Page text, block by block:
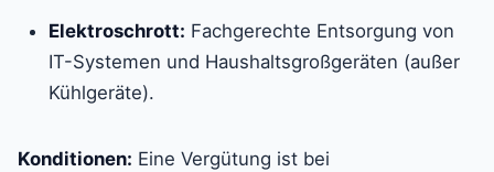
Elektroschrott: Fachgerechte Entsorgung von
IT-Systemen und Haushaltsgroßgeräten (außer
Kühlgeräte).
Konditionen: Eine Vergütung ist bei